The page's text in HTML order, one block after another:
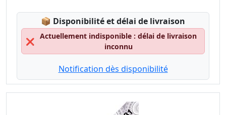
📦 Lagerstatus:
Disponibilité et délai de livraison
❌
Actuellement indisponible : délai de livraison
inconnu
Notification dès disponibilité